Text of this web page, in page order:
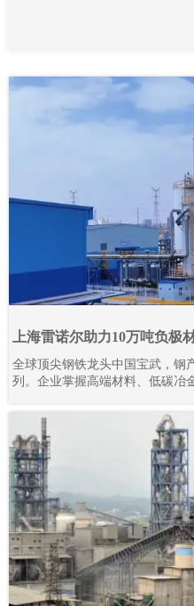
上海雷诺尔助力10万吨负极
全球顶尖钢铁龙头中国宝武，钢
列。企业掌握高端材料、低碳冶